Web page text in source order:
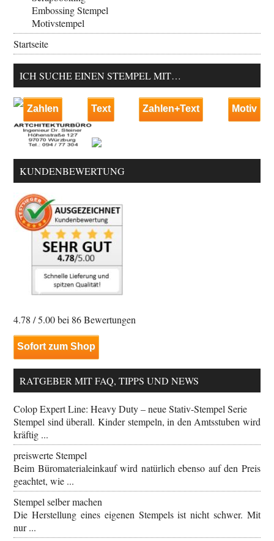
Embossing Stempel
Motivstempel
Startseite
ICH SUCHE EINEN STEMPEL MIT…
Zahlen Text Zahlen+Text Motiv
KUNDENBEWERTUNG
4.78 / 5.00 bei 86Bewertungen
Sofort zum Shop
RATGEBER MIT FAQ, TIPPS UND NEWS
Colop Expert Line: Heavy Duty – neue Stativ-Stempel Serie
Stempel sind überall. Kinder stempeln, in den Amtsstuben wird
kräftig ...
preiswerte Stempel
Beim Büromaterialeinkauf wird natürlich ebenso auf den Preis
geachtet, wie ...
Stempel selber machen
Die Herstellung eines eigenen Stempels ist nicht schwer. Mit
nur ...